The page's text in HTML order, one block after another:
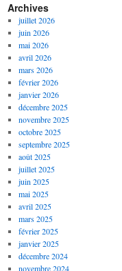
Archives
juillet 2026
juin 2026
mai 2026
avril 2026
mars 2026
février 2026
janvier 2026
décembre 2025
novembre 2025
octobre 2025
septembre 2025
août 2025
juillet 2025
juin 2025
mai 2025
avril 2025
mars 2025
février 2025
janvier 2025
décembre 2024
novembre 2024